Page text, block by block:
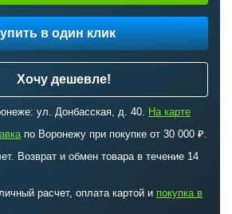
в один клик
Хочу дешевле!
ул. Донбасская, д. 40. На карте
по Воронежу при покупке от 30 000 ₽.
Возврат и обмен товара в течение 14
расчет, оплата картой и покупка в